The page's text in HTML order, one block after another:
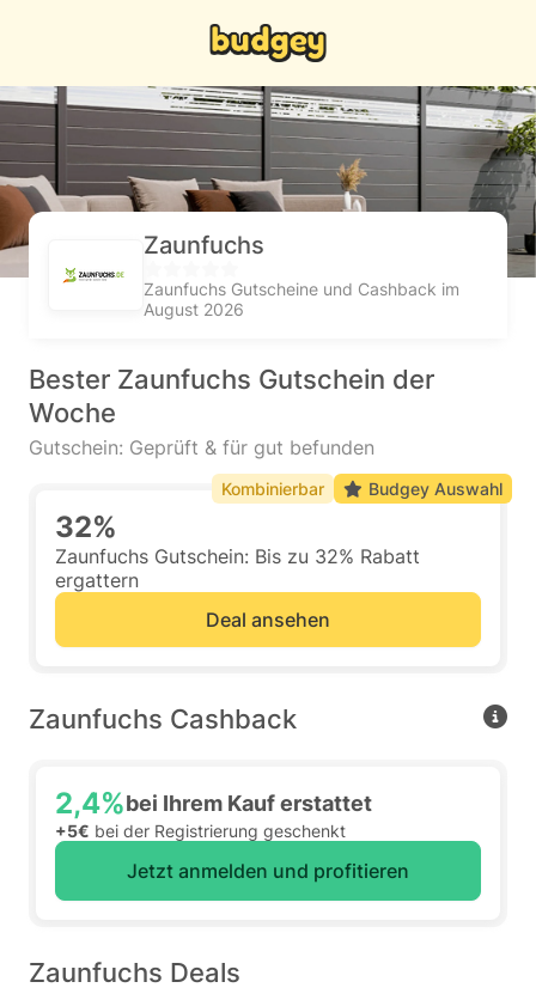
Zaunfuchs
Zaunfuchs Gutscheine und Cashback im
August 2026
Bester Zaunfuchs Gutschein der
Woche
Gutschein: Geprüft & für gut befunden
32%
Zaunfuchs Gutschein: Bis zu 32% Rabatt
ergattern
Deal ansehen
Kombinierbar Budgey Auswahl
Zaunfuchs Cashback
2,4%bei Ihrem Kauf erstattet
+5€ bei der Registrierung geschenkt
Jetzt anmelden und profitieren
Zaunfuchs Deals